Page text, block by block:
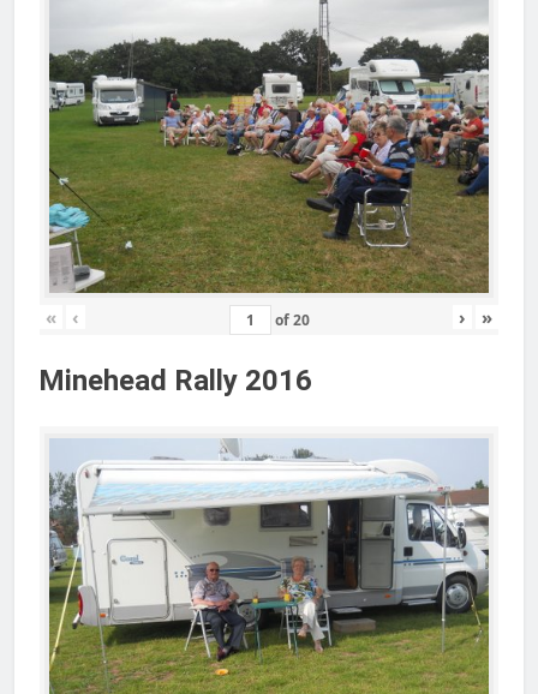
« ‹ of20 › »
Minehead Rally 2016